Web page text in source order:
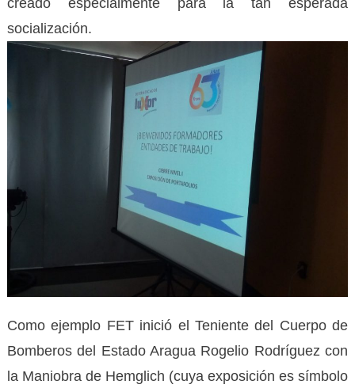
creado especialmente para la tan esperada
socialización.
Como ejemplo FET inició el Teniente del Cuerpo de
Bomberos del Estado Aragua Rogelio Rodríguez con
la Maniobra de Hemglich (cuya exposición es símbolo